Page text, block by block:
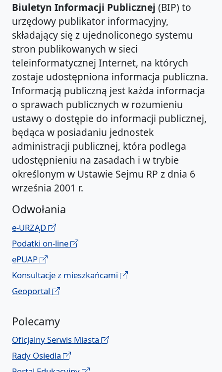
Biuletyn Informacji Publicznej (BIP) to
urzędowy publikator informacyjny,
składający się z ujednoliconego systemu
stron publikowanych w sieci
teleinformatycznej Internet, na których
zostaje udostępniona informacja publiczna.
Informacją publiczną jest każda informacja
o sprawach publicznych w rozumieniu
ustawy o dostępie do informacji publicznej,
będąca w posiadaniu jednostek
administracji publicznej, która podlega
udostępnieniu na zasadach i w trybie
określonym w Ustawie Sejmu RP z dnia 6
września 2001 r.
Odwołania
e-URZĄD
Podatki on-line
ePUAP
Konsultacje z mieszkańcami
Geoportal
Polecamy
Oficjalny Serwis Miasta
Rady Osiedla